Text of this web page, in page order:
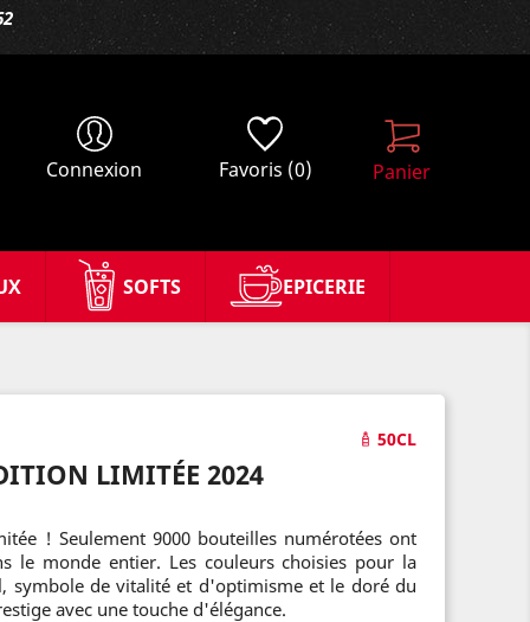
SOFTS EPICERIE
Connexion Favoris (0) Panier
50CL
LIMITÉE 2024
! Seulement 9000 bouteilles numérotées ont
le monde entier. Les couleurs choisies pour la
symbole de vitalité et d'optimisme et le doré du
avec une touche d'élégance.